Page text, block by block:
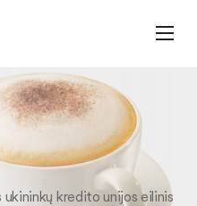
ukininkų kredito unijos eilinis